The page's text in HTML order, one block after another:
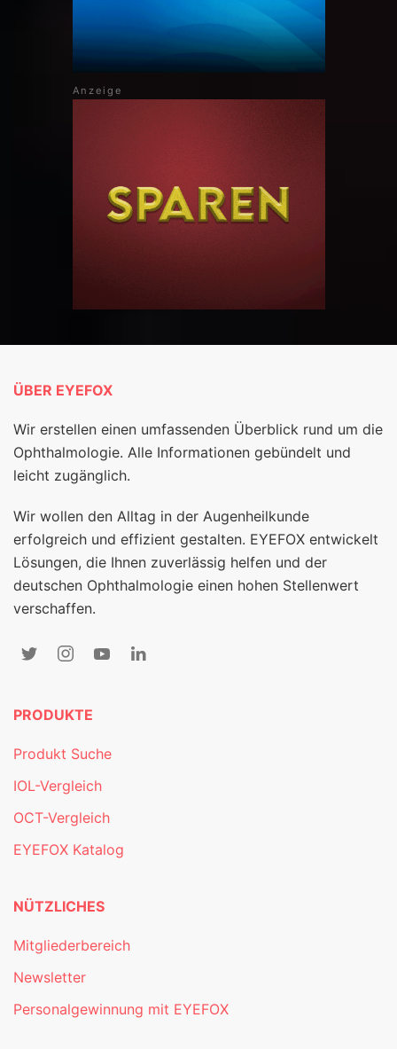
ÜBER EYEFOX
Wir erstellen einen umfassenden Überblick rund um die
Ophthalmologie. Alle Informationen gebündelt und
leicht zugänglich.
Wir wollen den Alltag in der Augenheilkunde
erfolgreich und effizient gestalten. EYEFOX entwickelt
Lösungen, die Ihnen zuverlässig helfen und der
deutschen Ophthalmologie einen hohen Stellenwert
verschaffen.
PRODUKTE
Produkt Suche
IOL-Vergleich
OCT-Vergleich
EYEFOX Katalog
NÜTZLICHES
Mitgliederbereich
Newsletter
Personalgewinnung mit EYEFOX